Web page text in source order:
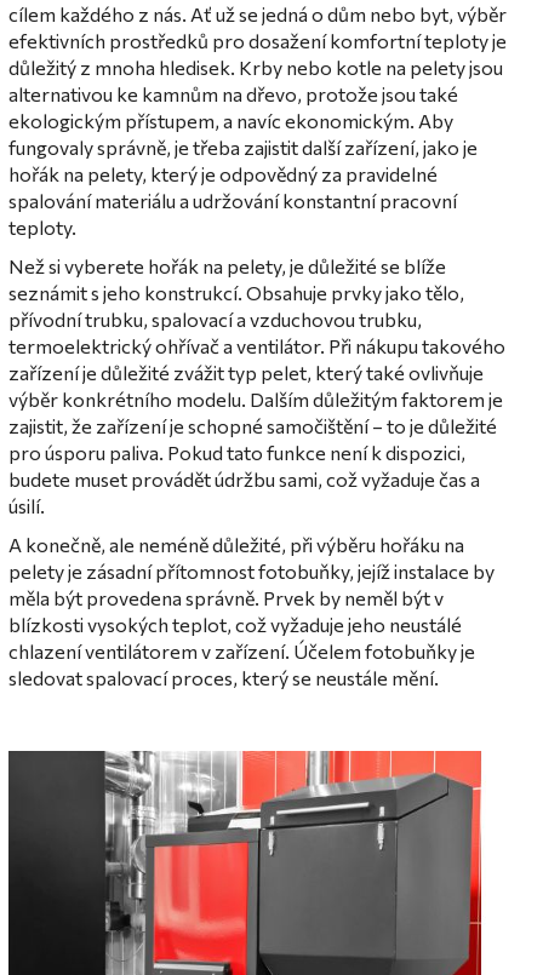
cílem každého z nás. Ať už se jedná o dům nebo byt, výběr
efektivních prostředků pro dosažení komfortní teploty je
důležitý z mnoha hledisek. Krby nebo kotle na pelety jsou
alternativou ke kamnům na dřevo, protože jsou také
ekologickým přístupem, a navíc ekonomickým. Aby
fungovaly správně, je třeba zajistit další zařízení, jako je
hořák na pelety, který je odpovědný za pravidelné
spalování materiálu a udržování konstantní pracovní
teploty.
Než si vyberete hořák na pelety, je důležité se blíže
seznámit s jeho konstrukcí. Obsahuje prvky jako tělo,
přívodní trubku, spalovací a vzduchovou trubku,
termoelektrický ohřívač a ventilátor. Při nákupu takového
zařízení je důležité zvážit typ pelet, který také ovlivňuje
výběr konkrétního modelu. Dalším důležitým faktorem je
zajistit, že zařízení je schopné samočištění – to je důležité
pro úsporu paliva. Pokud tato funkce není k dispozici,
budete muset provádět údržbu sami, což vyžaduje čas a
úsilí.
A konečně, ale neméně důležité, při výběru hořáku na
pelety je zásadní přítomnost fotobuňky, jejíž instalace by
měla být provedena správně. Prvek by neměl být v
blízkosti vysokých teplot, což vyžaduje jeho neustálé
chlazení ventilátorem v zařízení. Účelem fotobuňky je
sledovat spalovací proces, který se neustále mění.